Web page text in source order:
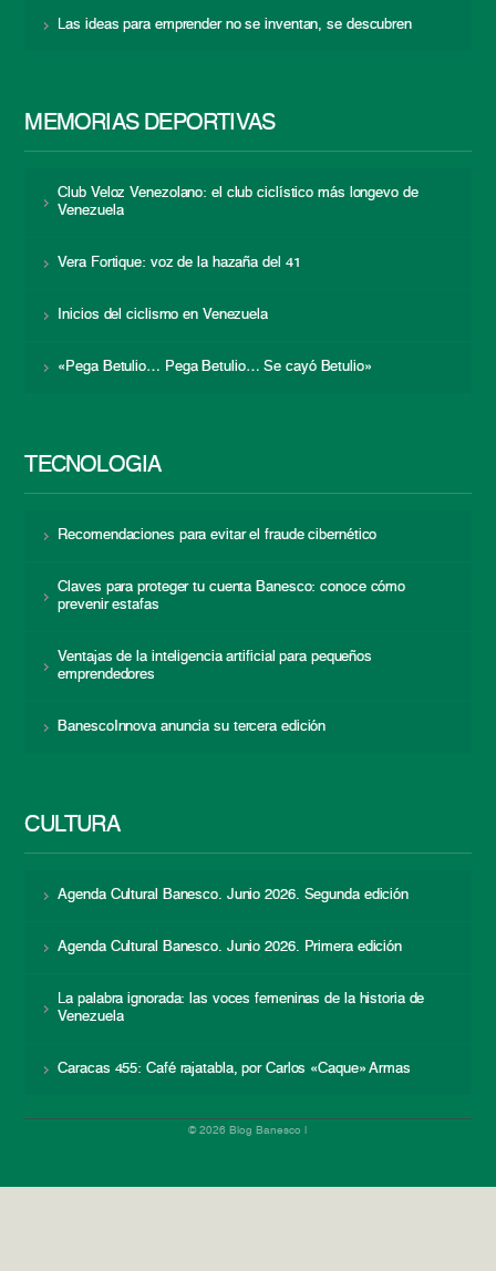
Las ideas para emprender no se inventan, se descubren
MEMORIAS DEPORTIVAS
Club Veloz Venezolano: el club ciclístico más longevo de
Venezuela
Vera Fortique: voz de la hazaña del 41
Inicios del ciclismo en Venezuela
«Pega Betulio… Pega Betulio… Se cayó Betulio»
TECNOLOGÍA
Recomendaciones para evitar el fraude cibernético
Claves para proteger tu cuenta Banesco: conoce cómo
prevenir estafas
Ventajas de la inteligencia artificial para pequeños
emprendedores
BanescoInnova anuncia su tercera edición
CULTURA
Agenda Cultural Banesco. Junio 2026. Segunda edición
Agenda Cultural Banesco. Junio 2026. Primera edición
La palabra ignorada: las voces femeninas de la historia de
Venezuela
Caracas 455: Café rajatabla, por Carlos «Caque» Armas
© 2026 Blog Banesco |